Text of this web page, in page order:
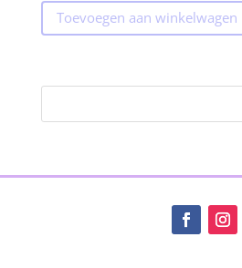
Toevoegen aan winkelwagen